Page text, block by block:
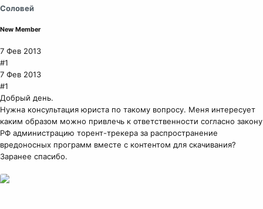
Соловей
New Member
7 Фев 2013
#1
7 Фев 2013
#1
Добрый день.
Нужна консультация юриста по такому вопросу. Меня интересует
каким образом можно привлечь к ответственности согласно закону
РФ администрацию торент-трекера за распространение
вредоносных программ вместе с контентом для скачивания?
Заранее спасибо.